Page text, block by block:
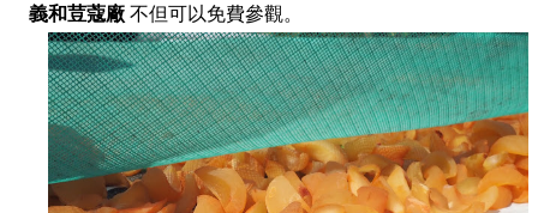
義和荳蔻廠 不但可以免費參觀。